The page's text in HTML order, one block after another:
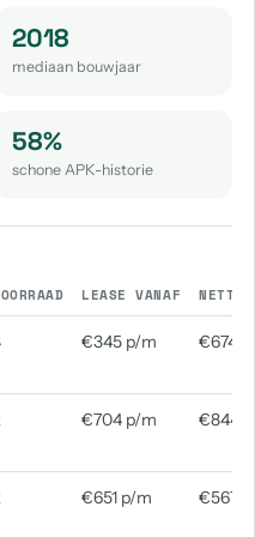
Benz 200
Benz Glc Coupe
Benz 300
Benz Eqb
3
2018
mediaan bouwjaar
58%
schone APK-historie
LEASE VANAF NETTO
€345 p/m €674
€704 p/m €844
€651 p/m €567